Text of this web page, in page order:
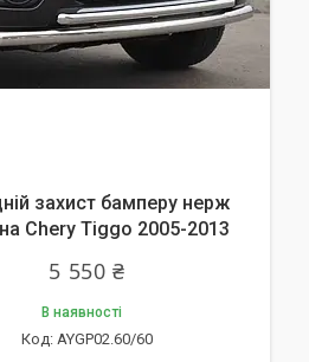
захист бамперу нерж
Chery Tiggo 2005-2013
5 550 ₴
В наявності
AYGP02.60/60